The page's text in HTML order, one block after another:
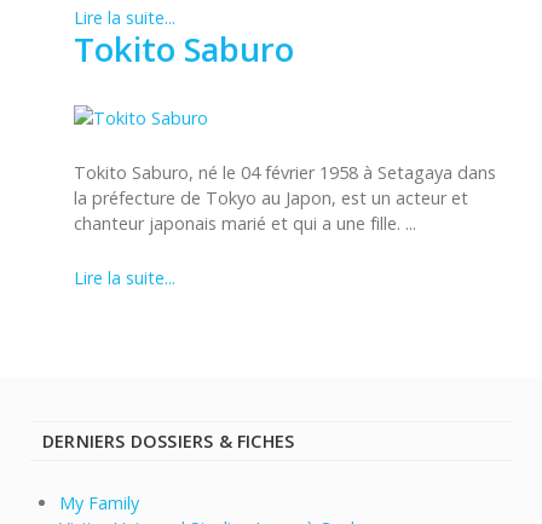
Lire la suite...
Tokito Saburo
Tokito Saburo, né le 04 février 1958 à Setagaya dans
la préfecture de Tokyo au Japon, est un acteur et
chanteur japonais marié et qui a une fille. ...
Lire la suite...
DERNIERS DOSSIERS & FICHES
My Family